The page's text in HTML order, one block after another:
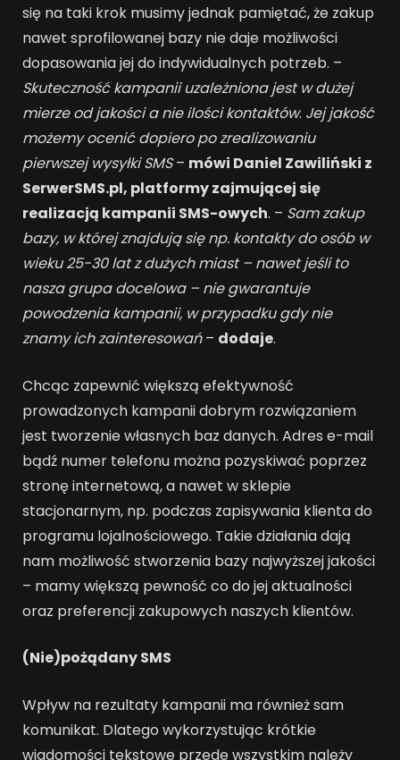
się na taki krok musimy jednak pamiętać, że zakup
nawet sprofilowanej bazy nie daje możliwości
dopasowania jej do indywidualnych potrzeb. –
Skuteczność kampanii uzależniona jest w dużej
mierze od jakości a nie ilości kontaktów. Jej jakość
możemy ocenić dopiero po zrealizowaniu
pierwszej wysyłki SMS– mówi Daniel Zawiliński z
SerwerSMS.pl, platformy zajmującej się
realizacją kampanii SMS-owych. – Sam zakup
bazy, w której znajdują się np. kontakty do osób w
wieku 25-30 lat z dużych miast – nawet jeśli to
nasza grupa docelowa – nie gwarantuje
powodzenia kampanii, w przypadku gdy nie
znamy ich zainteresowań– dodaje.
Chcąc zapewnić większą efektywność
prowadzonych kampanii dobrym rozwiązaniem
jest tworzenie własnych baz danych. Adres e-mail
bądź numer telefonu można pozyskiwać poprzez
stronę internetową, a nawet w sklepie
stacjonarnym, np. podczas zapisywania klienta do
programu lojalnościowego. Takie działania dają
nam możliwość stworzenia bazy najwyższej jakości
– mamy większą pewność co do jej aktualności
oraz preferencji zakupowych naszych klientów.
(Nie)pożądany SMS
Wpływ na rezultaty kampanii ma również sam
komunikat. Dlatego wykorzystując krótkie
wiadomości tekstowe przede wszystkim należy